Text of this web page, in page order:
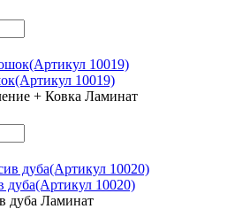
10019)
+ Ковка Ламинат
дуба(Артикул 10020)
дуба Ламинат